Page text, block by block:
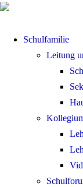
Schulfamilie
Leitung